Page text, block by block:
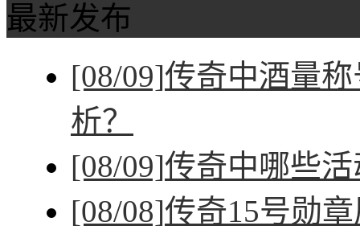
最新发布
[08/09]传奇中酒量
析？
[08/09]传奇中哪些
[08/08]传奇15号勋